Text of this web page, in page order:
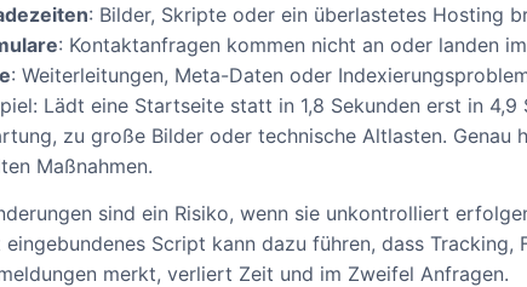
: Bilder, Skripte oder ein überlastetes Hosting
: Kontaktanfragen kommen nicht an oder landen
: Weiterleitungen, Meta-Daten oder
Lädt eine Startseite statt in 1,8 Sekunden erst in
zu große Bilder oder technische Altlasten.
Maßnahmen.
sind ein Risiko, wenn sie unkontrolliert
Script kann dazu führen, dass
merkt, verliert Zeit und im Zweifel Anfragen.